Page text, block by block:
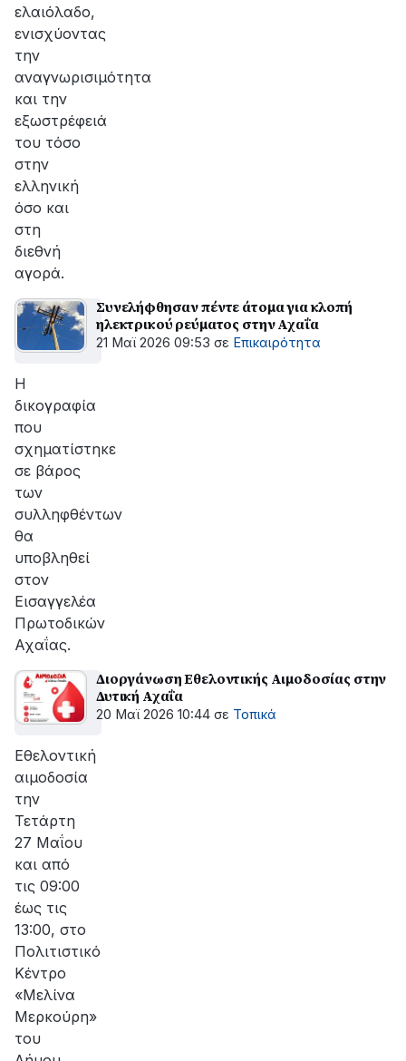
ελαιόλαδο,
ενισχύοντας
την
αναγνωρισιμότητα
και την
εξωστρέφειά
του τόσο
στην
ελληνική
όσο και
στη
διεθνή
αγορά.
Συνελήφθησαν πέντε άτομα για κλοπή
ηλεκτρικού ρεύματος στην Αχαΐα
21 Μαϊ 2026 09:53 σε Επικαιρότητα
Η
δικογραφία
που
σχηματίστηκε
σε βάρος
των
συλληφθέντων
θα
υποβληθεί
στον
Εισαγγελέα
Πρωτοδικών
Αχαΐας.
Διοργάνωση Εθελοντικής Αιμοδοσίας στην
Δυτική Αχαΐα
20 Μαϊ 2026 10:44 σε Τοπικά
Εθελοντική
αιμοδοσία
την
Τετάρτη
27 Μαΐου
και από
τις 09:00
έως τις
13:00, στο
Πολιτιστικό
Κέντρο
«Μελίνα
Μερκούρη»
του